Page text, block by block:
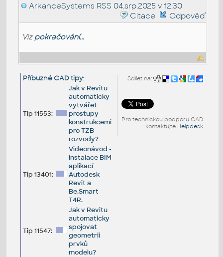
ArkanceSystems RSS 04.srp.2025 v 12:30
Citace
Odpověď
Viz pokračování...
Sdílet na:
Pro technickou podporu CAD
kontaktujte Helpdesk
Příbuzné CAD tipy:
Tip 11553:
Jak v Revitu
automaticky
vytvářet
prostupy
konstrukcemi
pro TZB
rozvody?
Tip 13401:
Videonávod -
instalace BIM
aplikací
Autodesk
Revit a
Be.Smart
T4R.
Tip 11547:
Jak v Revitu
automaticky
spojovat
geometrii
prvků
modelu?